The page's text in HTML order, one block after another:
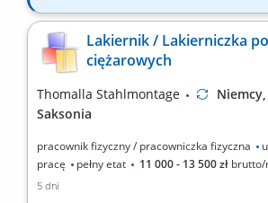
wykonywanie konstrukcji oraz zabudowy
zwierząt marki „Henke-Janene” Zakres prac:
rysunku oraz schematów technicznych (duża
tasowanie, cięcie, sczepianie, wykonywanie
Lakiernik / Lakierniczka
ciężarowych
Thomalla Stahlmontage
Saksonia
pracownik fizyczny / pracowniczka fizyczna
pracę
pełny etat 11 000 - 13 500 zł brutto/
5 dni